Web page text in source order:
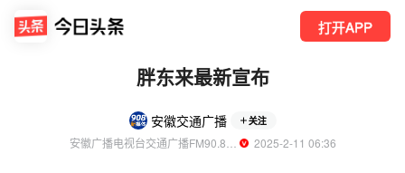
打开APP
胖东来最新宣布
安徽交通广播 关注
  2025-2-11 06:36